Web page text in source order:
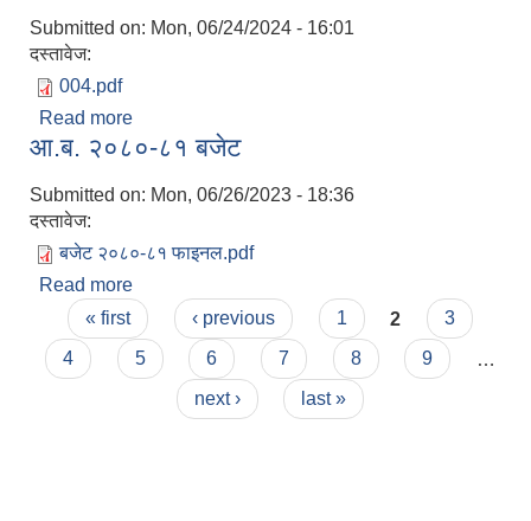
Submitted on: Mon, 06/24/2024 - 16:01
दस्तावेज:
004.pdf
Read more
आ.ब. २०८०-८१ बजेट
Submitted on: Mon, 06/26/2023 - 18:36
दस्तावेज:
बजेट २०८०-८१ फाइनल.pdf
Read more
Pages
« first ‹ previous 1 2
3
4
5 6 7 8 9
next ›
last »